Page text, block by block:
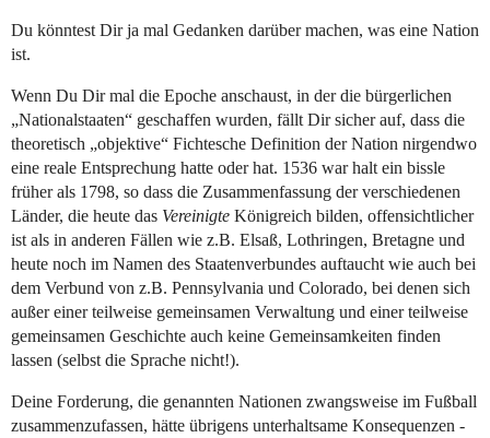
Du könntest Dir ja mal Gedanken darüber machen, was eine Nation
ist.
Wenn Du Dir mal die Epoche anschaust, in der die bürgerlichen
„Nationalstaaten“ geschaffen wurden, fällt Dir sicher auf, dass die
theoretisch „objektive“ Fichtesche Definition der Nation nirgendwo
eine reale Entsprechung hatte oder hat. 1536 war halt ein bissle
früher als 1798, so dass die Zusammenfassung der verschiedenen
Länder, die heute das Vereinigte Königreich bilden, offensichtlicher
ist als in anderen Fällen wie z.B. Elsaß, Lothringen, Bretagne und
heute noch im Namen des Staatenverbundes auftaucht wie auch bei
dem Verbund von z.B. Pennsylvania und Colorado, bei denen sich
außer einer teilweise gemeinsamen Verwaltung und einer teilweise
gemeinsamen Geschichte auch keine Gemeinsamkeiten finden
lassen (selbst die Sprache nicht!).
Deine Forderung, die genannten Nationen zwangsweise im Fußball
zusammenzufassen, hätte übrigens unterhaltsame Konsequenzen -